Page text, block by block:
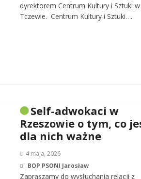
dyrektorem Centrum Kultury i Sztuki w
Tczewie. Centrum Kultury i Sztuki…..
Self-adwokaci w
Rzeszowie o tym, co
dla nich ważne
4 maja, 2026
BOP PSONI Jarosław
Zapraszamy do wysłuchania relacji z